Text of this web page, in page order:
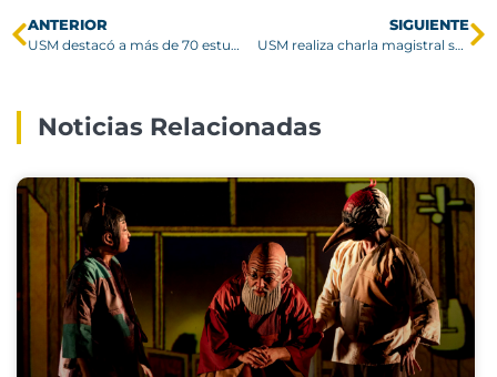
ANTERIOR
USM destacó a más de 70 estudiantes de enseñanza media en el cierre de TechTalent
SIGUIENTE
USM realiza charla magistral sobre desafíos del cambio climático en la infraestructura hídrica
Noticias Relacionadas